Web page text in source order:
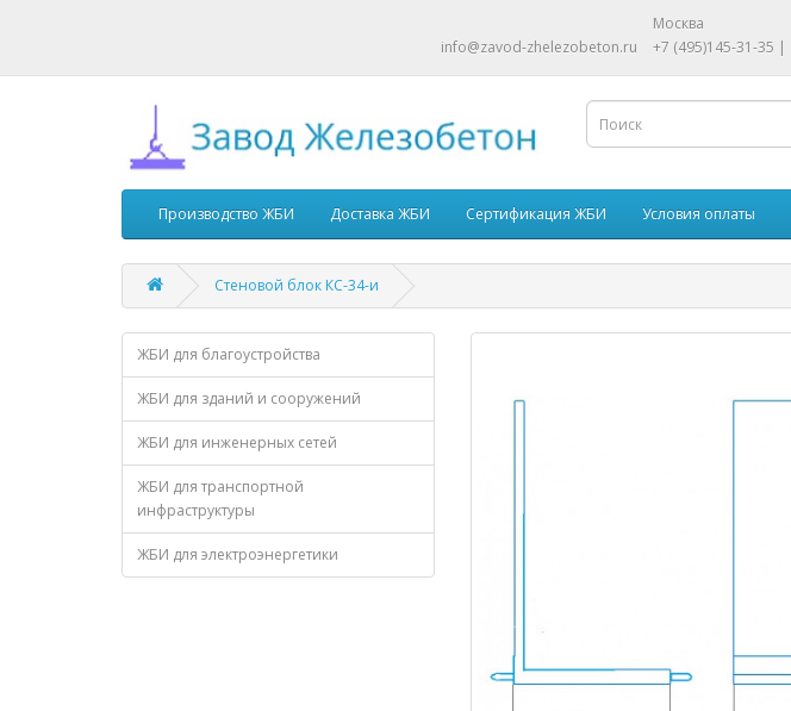
info@zavod-zhelezobeton.ru
Москва
+7 (495)145-31-35 |
Производство ЖБИ Доставка ЖБИ Сертификация ЖБИ Условия оплаты
Стеновой блок КС-34-и
ЖБИ для благоустройства
ЖБИ для зданий и сооружений
ЖБИ для инженерных сетей
ЖБИ для транспортной
инфраструктуры
ЖБИ для электроэнергетики